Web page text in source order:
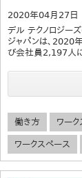
2020年04月27日
デル テクノロジー
ジャパンは、2020
び会社員2,197人
働き方 ワーク
ワークスペース